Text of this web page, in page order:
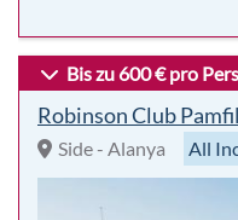
Bis zu 600 € pro
Robinson Club
Side - Alanya All